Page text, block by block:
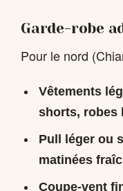
Garde-robe
Pour le nord
Vêtements
shorts, robes
Pull léger ou
matinées
Coupe-vent